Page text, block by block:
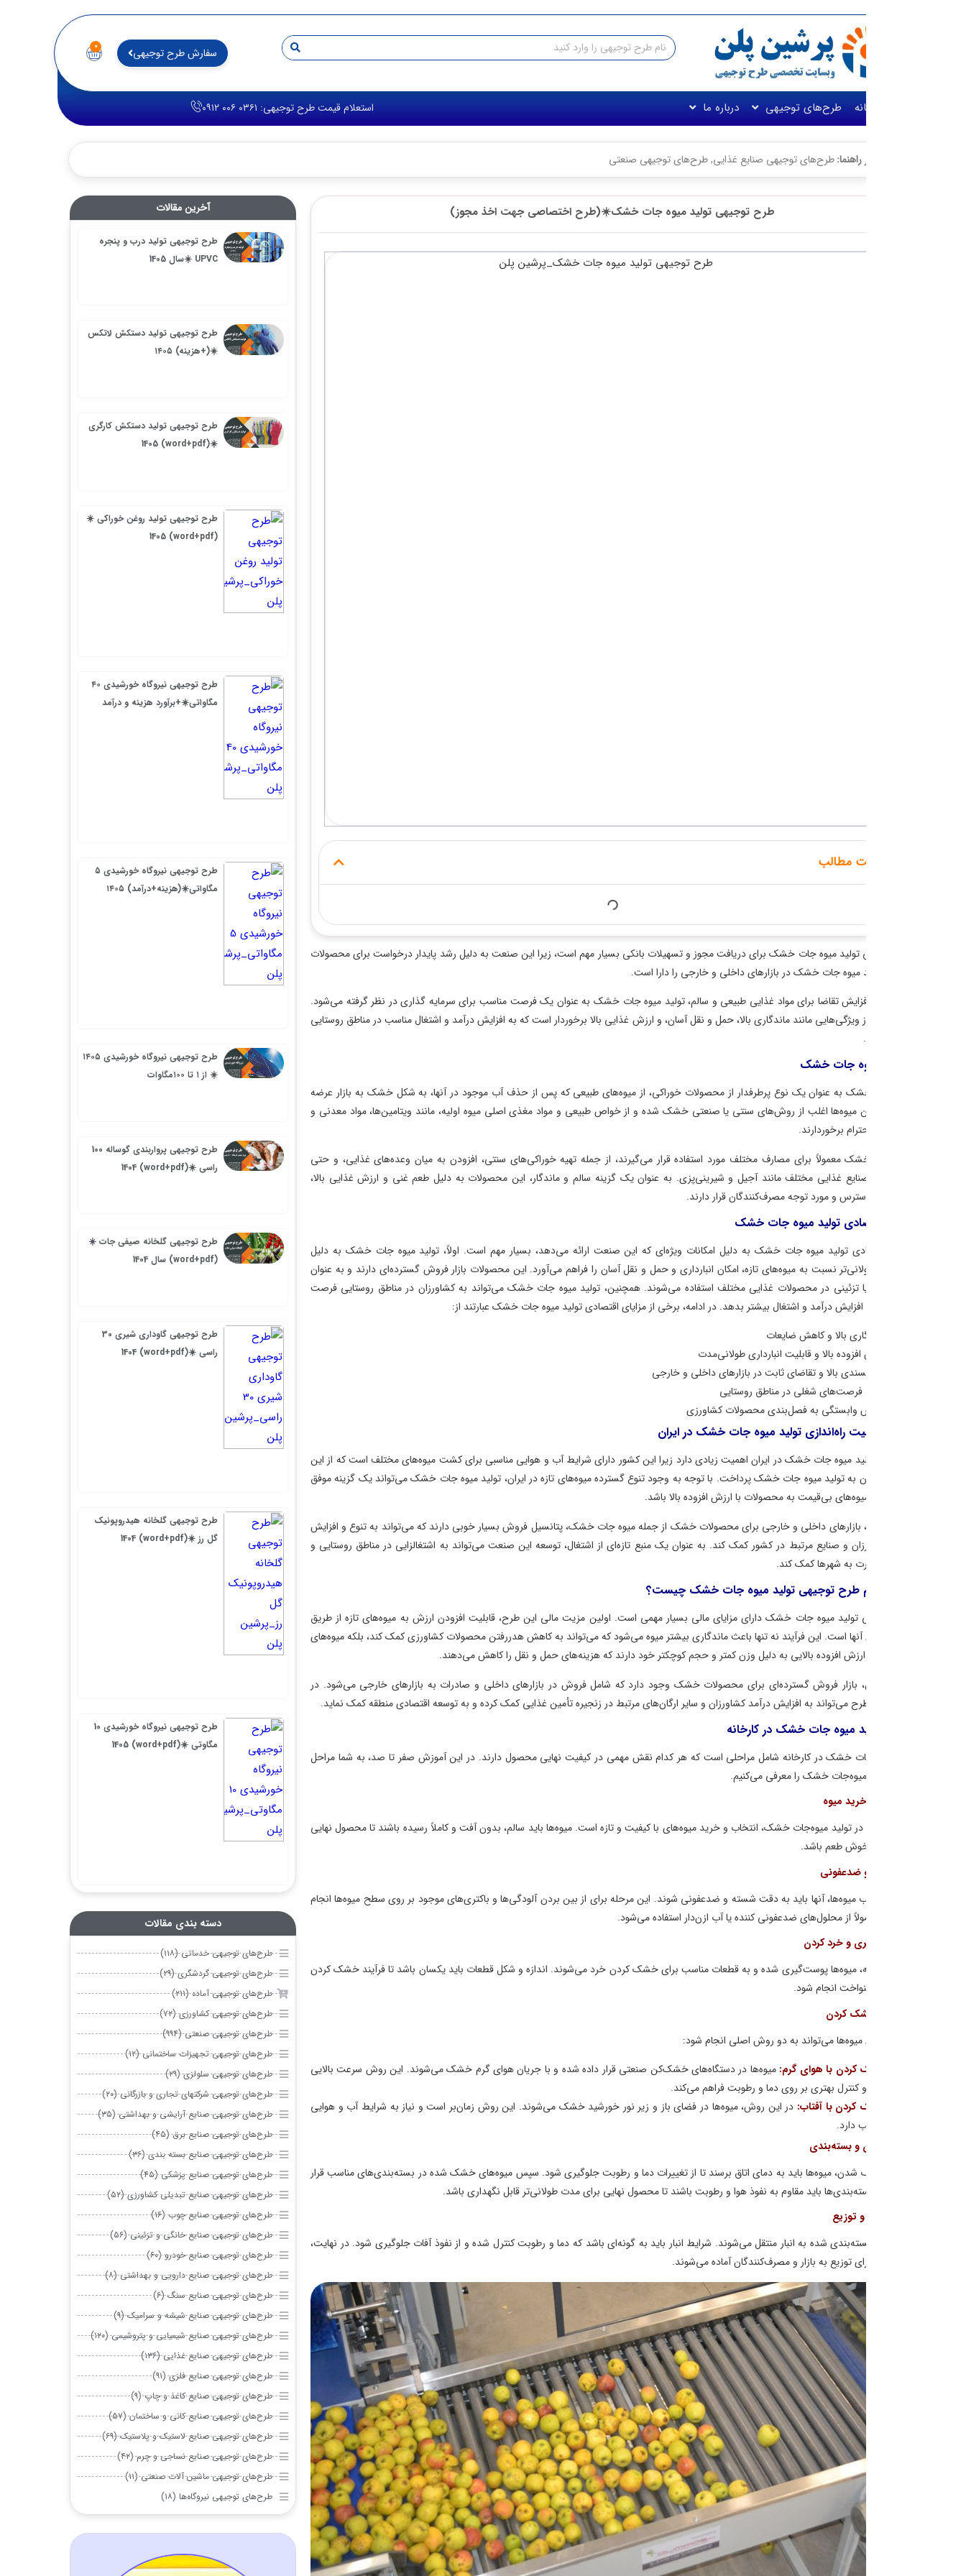
سفارش طرح توجیهی
طرح‌های توجیهی درباره ما استعلام قیمت طرح توجیهی: ۰۳۶۱ ۰۰۶ ۰۹۱۲
طرح‌های توجیهی صنایع غذایی,طرح‌های توجیهی صنعتی
طرح توجیهی تولید میوه جات خشک☀️(طرح اختصاصی جهت اخذ مجوز)
میوه جات خشک برای دریافت مجوز و تسهیلات بانکی بسیار مهم است، زیرا این صنعت به دلیل رشد پایدار درخواست برای محصولات
جات خشک در بازارهای داخلی و خارجی را دارا است.
تقاضا برای مواد غذایی طبیعی و سالم، تولید میوه جات خشک به عنوان یک فرصت مناسب برای سرمایه گذاری در نظر گرفته می‌شود.
مانند ماندگاری بالا، حمل و نقل آسان، و ارزش غذایی بالا برخوردار است که به افزایش درآمد و اشتغال مناسب در مناطق روستایی
به عنوان یک نوع پرطرفدار از محصولات خوراکی، از میوه‌های طبیعی که پس از حذف آب موجود در آنها، به شکل خشک به بازار عرضه
میوه‌ها اغلب از روش‌های سنتی یا صنعتی خشک شده و از خواص طبیعی و مواد مغذی اصلی میوه اولیه، مانند ویتامین‌ها، مواد معدنی و
معمولاً برای مصارف مختلف مورد استفاده قرار می‌گیرند، از جمله تهیه خوراکی‌های سنتی، افزودن به میان وعده‌های غذایی، و حتی
غذایی مختلف مانند آجیل و شیرینی‌پزی. به عنوان یک گزینه سالم و ماندگار، این محصولات به دلیل طعم غنی و ارزش غذایی بالا،
و مورد توجه مصرف‌کنندگان قرار دارند.
تولید میوه جات خشک
تولید میوه جات خشک به دلیل امکانات ویژه‌ای که این صنعت ارائه می‌دهد، بسیار مهم است. اولاً، تولید میوه جات خشک به دلیل
نسبت به میوه‌های تازه، امکان انبارداری و حمل و نقل آسان را فراهم می‌آورد. این محصولات بازار فروش گسترده‌ای دارند و به عنوان
تزئینی در محصولات غذایی مختلف استفاده می‌شوند. همچنین، تولید میوه جات خشک می‌تواند به کشاورزان در مناطق روستایی فرصت
درآمد و اشتغال بیشتر بدهد. در ادامه، برخی از مزایای اقتصادی تولید میوه جات خشک عبارتند از:
بالا و قابلیت انبارداری طولانی‌مدت
بالا و تقاضای ثابت در بازارهای داخلی و خارجی
فرصت‌های شغلی در مناطق روستایی
وابستگی به فصل‌بندی محصولات کشاورزی
راه‌اندازی تولید میوه جات خشک در ایران
میوه جات خشک در ایران اهمیت زیادی دارد زیرا این کشور دارای شرایط آب و هوایی مناسبی برای کشت میوه‌های مختلف است که از این
به تولید میوه جات خشک پرداخت. با توجه به وجود تنوع گسترده میوه‌های تازه در ایران، تولید میوه جات خشک می‌تواند یک گزینه موفق
بی‌قیمت به محصولات با ارزش افزوده بالا باشد.
بازارهای داخلی و خارجی برای محصولات خشک از جمله میوه جات خشک، پتانسیل فروش بسیار خوبی دارند که می‌تواند به تنوع و افزایش
و صنایع مرتبط در کشور کمک کند. به عنوان یک منبع تازه‌ای از اشتغال، توسعه این صنعت می‌تواند به اشتغالزایی در مناطق روستایی و
طرح توجیهی تولید میوه جات خشک چیست؟
میوه جات خشک دارای مزایای مالی بسیار مهمی است. اولین مزیت مالی این طرح، قابلیت افزودن ارزش به میوه‌های تازه از طریق
است. این فرآیند نه تنها باعث ماندگاری بیشتر میوه می‌شود که می‌تواند به کاهش هدررفتن محصولات کشاورزی کمک کند، بلکه میوه‌های
افزوده بالایی به دلیل وزن کمتر و حجم کوچکتر خود دارند که هزینه‌های حمل و نقل را کاهش می‌دهند.
بازار فروش گسترده‌ای برای محصولات خشک وجود دارد که شامل فروش در بازارهای داخلی و صادرات به بازارهای خارجی می‌شود. در
می‌تواند به افزایش درآمد کشاورزان و سایر ارگان‌های مرتبط در زنجیره تأمین غذایی کمک کرده و به توسعه اقتصادی منطقه کمک نماید.
میوه جات خشک در کارخانه
خشک در کارخانه شامل مراحلی است که هر کدام نقش مهمی در کیفیت نهایی محصول دارند. در این آموزش صفر تا صد، به شما مراحل
خشک را معرفی می‌کنیم.
در تولید میوه‌جات خشک، انتخاب و خرید میوه‌های با کیفیت و تازه است. میوه‌ها باید سالم، بدون آفت و کاملاً رسیده باشند تا محصول نهایی
میوه‌ها، آنها باید به دقت شسته و ضدعفونی شوند. این مرحله برای از بین بردن آلودگی‌ها و باکتری‌های موجود بر روی سطح میوه‌ها انجام
از محلول‌های ضدعفونی کننده یا آب ازن‌دار استفاده می‌شود.
میوه‌ها پوست‌گیری شده و به قطعات مناسب برای خشک کردن خرد می‌شوند. اندازه و شکل قطعات باید یکسان باشد تا فرآیند خشک کردن
می‌تواند به دو روش اصلی انجام شود:
میوه‌ها در دستگاه‌های خشک‌کن صنعتی قرار داده شده و با جریان هوای گرم خشک می‌شوند. این روش سرعت بالایی
کنترل بهتری بر روی دما و رطوبت فراهم می‌کند.
در این روش، میوه‌ها در فضای باز و زیر نور خورشید خشک می‌شوند. این روش زمان‌بر است و نیاز به شرایط آب و هوایی
میوه‌ها باید به دمای اتاق برسند تا از تغییرات دما و رطوبت جلوگیری شود. سپس میوه‌های خشک شده در بسته‌بندی‌های مناسب قرار
باید مقاوم به نفوذ هوا و رطوبت باشند تا محصول نهایی برای مدت طولانی‌تر قابل نگهداری باشد.
شده به انبار منتقل می‌شوند. شرایط انبار باید به گونه‌ای باشد که دما و رطوبت کنترل شده و از نفوذ آفات جلوگیری شود. در نهایت،
توزیع به بازار و مصرف‌کنندگان آماده می‌شوند.
آخرین مقالات
طرح توجیهی تولید درب و پنجره
طرح توجیهی تولید دستکش لاتکس
☀️(+هزینه) ۱۴۰۵
طرح توجیهی تولید دستکش کارگری
طرح توجیهی تولید روغن خوراکی ☀️
طرح توجیهی نیروگاه خورشیدی ۴۰
مگاواتی☀️+برآورد هزینه و درآمد
طرح توجیهی نیروگاه خورشیدی ۵
مگاواتی☀️(هزینه+درآمد) ۱۴۰۵
طرح توجیهی نیروگاه خورشیدی ۱۴۰۵
طرح توجیهی پرواربندی گوساله 100
راسی ☀️(word+pdf) 1404
طرح توجیهی گلخانه صیفی جات ☀️
(word+pdf) سال 1404
طرح توجیهی گاوداری شیری 30
طرح توجیهی گلخانه هیدروپونیک
طرح توجیهی نیروگاه خورشیدی 10
مگاوتی ☀️(word+pdf) 1405
دسته بندی مقالات
طرح‌های توجیهی خدماتی (۱۱۸)
طرح‌های توجیهی گردشگری (۲۹)
طرح‌های توجیهی آماده (۲۱۱)
طرح‌های توجیهی کشاورزی (۷۲)
طرح‌های توجیهی صنعتی (۹۹۴)
طرح‌های توجیهی تجهیزات ساختمانی (۱۲)
طرح‌های توجیهی سلولزی (۲۹)
طرح‌های توجیهی شرکتهای تجاری و بازرگانی (۲۰)
طرح‌های توجیهی صنایع آرایشی و بهداشتی (۳۵)
طرح‌های توجیهی صنایع برق (۴۵)
طرح‌های توجیهی صنایع بسته بندی (۳۶)
طرح‌های توجیهی صنایع پزشکی (۴۵)
طرح‌های توجیهی صنایع تبدیلی کشاورزی (۵۲)
طرح‌های توجیهی صنایع چوب (۱۶)
طرح‌های توجیهی صنایع خانگی و تزئینی (۵۶)
طرح‌های توجیهی صنایع خودرو (۶۰)
طرح‌های توجیهی صنایع دارویی و بهداشتی (۸)
طرح‌های توجیهی صنایع سنگ (۶)
طرح‌های توجیهی صنایع شیشه و سرامیک (۹)
طرح‌های توجیهی صنایع شیمیایی و پتروشیمی (۱۲۰)
طرح‌های توجیهی صنایع غذایی (۱۳۶)
طرح‌های توجیهی صنایع فلزی (۹۱)
طرح‌های توجیهی صنایع کاغذ و چاپ (۹)
طرح‌های توجیهی صنایع کانی و ساختمان (۵۷)
طرح‌های توجیهی صنایع لاستیک و پلاستیک (۶۹)
طرح‌های توجیهی صنایع نساجی و چرم (۴۲)
طرح‌های توجیهی ماشین آلات صنعتی (۱۱)
طرح‌های توجیهی نیروگاه‌ها (۱۸)